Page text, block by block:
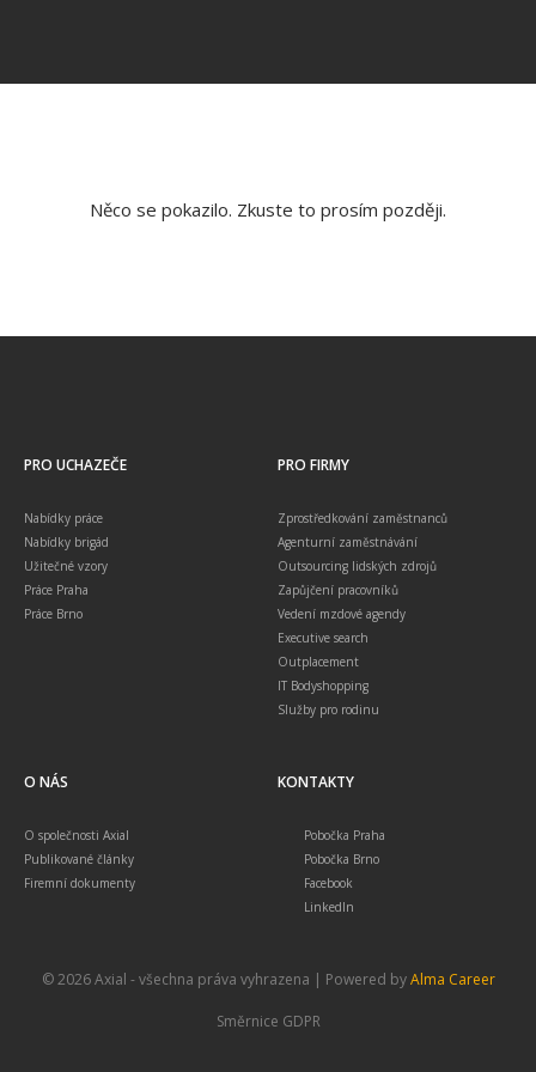
Něco se pokazilo. Zkuste to prosím později.
PRO UCHAZEČE
Nabídky práce
Nabídky brigád
Užitečné vzory
Práce Praha
Práce Brno
PRO FIRMY
Zprostředkování zaměstnanců
Agenturní zaměstnávání
Outsourcing lidských zdrojů
Zapůjčení pracovníků
Vedení mzdové agendy
Executive search
Outplacement
IT Bodyshopping
Služby pro rodinu
O NÁS
O společnosti Axial
Publikované články
Firemní dokumenty
KONTAKTY
Pobočka Praha
Pobočka Brno
Facebook
LinkedIn
© 2026 Axial - všechna práva vyhrazena | Powered byAlma Career
Směrnice GDPR